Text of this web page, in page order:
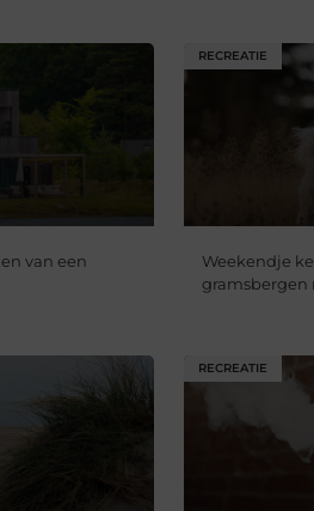
van een
RECREATIE
Weekendje
gramsbergen
RECREATIE